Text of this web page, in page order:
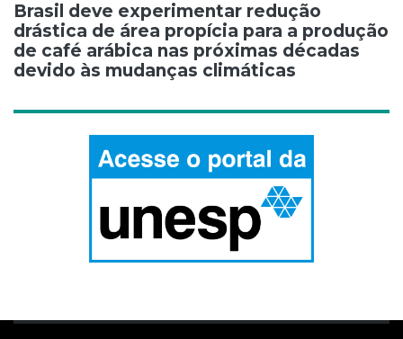
Brasil deve experimentar redução
drástica de área propícia para a produção
de café arábica nas próximas décadas
devido às mudanças climáticas